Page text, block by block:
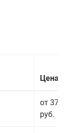
Цена
от 37
руб.